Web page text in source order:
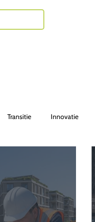
Transitie Innovatie